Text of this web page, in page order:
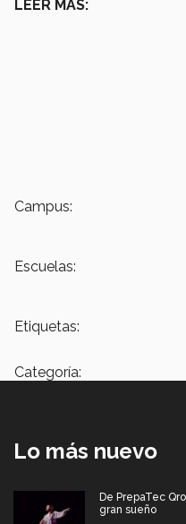
LEER MÁS:
Campus:
Escuelas:
Etiquetas:
Categoría:
Lo más nuevo
De PrepaTec
gran sueño